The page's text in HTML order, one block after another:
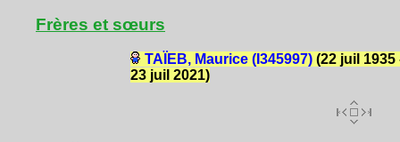
Frères et sœurs
TAÏEB, Maurice (I345997)(22 juil 1935
23 juil 2021)